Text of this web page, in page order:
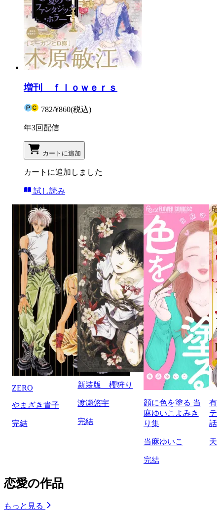
増刊 ｆｌｏｗｅｒｓ
782/¥860(税込)
年3回配信
カートに追加
カートに追加しました
試し読み
ZERO
やまざき貴子
完結
新装版 櫻狩り
渡瀬悠宇
完結
顔に色を塗る 当
麻ゆいこよみき
り集
当麻ゆいこ
完結
有
テ
話
天
恋愛の作品
もっと見る